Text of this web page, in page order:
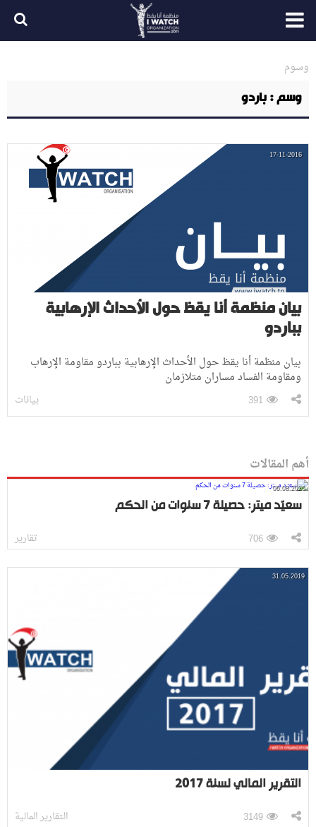
وسوم
وسم : باردو
17-11-2016
بيان منظمة أنا يقظ حول الأحداث الإرهابية
بباردو
بيان منظمة أنا يقظ حول الأحداث الإرهابية بباردو مقاومة الإرهاب
ومقاومة الفساد مساران متلازمان
بيانات 391
أهم المقالات
06.08.2026
سعيّد ميتر: حصيلة 7 سنوات من الحكم
تقارير 706
31.05.2019
التقرير المالي لسنة 2017
التقارير المالية 3149